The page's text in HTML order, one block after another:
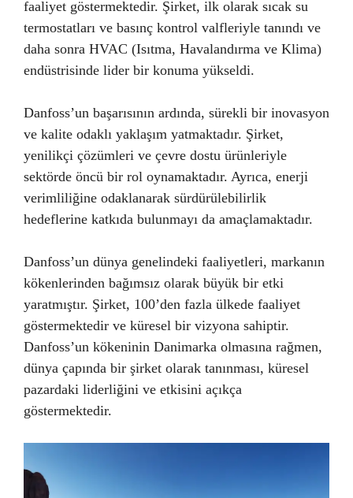
faaliyet göstermektedir. Şirket, ilk olarak sıcak su
termostatları ve basınç kontrol valfleriyle tanındı ve
daha sonra HVAC (Isıtma, Havalandırma ve Klima)
endüstrisinde lider bir konuma yükseldi.
Danfoss’un başarısının ardında, sürekli bir inovasyon
ve kalite odaklı yaklaşım yatmaktadır. Şirket,
yenilikçi çözümleri ve çevre dostu ürünleriyle
sektörde öncü bir rol oynamaktadır. Ayrıca, enerji
verimliliğine odaklanarak sürdürülebilirlik
hedeflerine katkıda bulunmayı da amaçlamaktadır.
Danfoss’un dünya genelindeki faaliyetleri, markanın
kökenlerinden bağımsız olarak büyük bir etki
yaratmıştır. Şirket, 100’den fazla ülkede faaliyet
göstermektedir ve küresel bir vizyona sahiptir.
Danfoss’un kökeninin Danimarka olmasına rağmen,
dünya çapında bir şirket olarak tanınması, küresel
pazardaki liderliğini ve etkisini açıkça
göstermektedir.